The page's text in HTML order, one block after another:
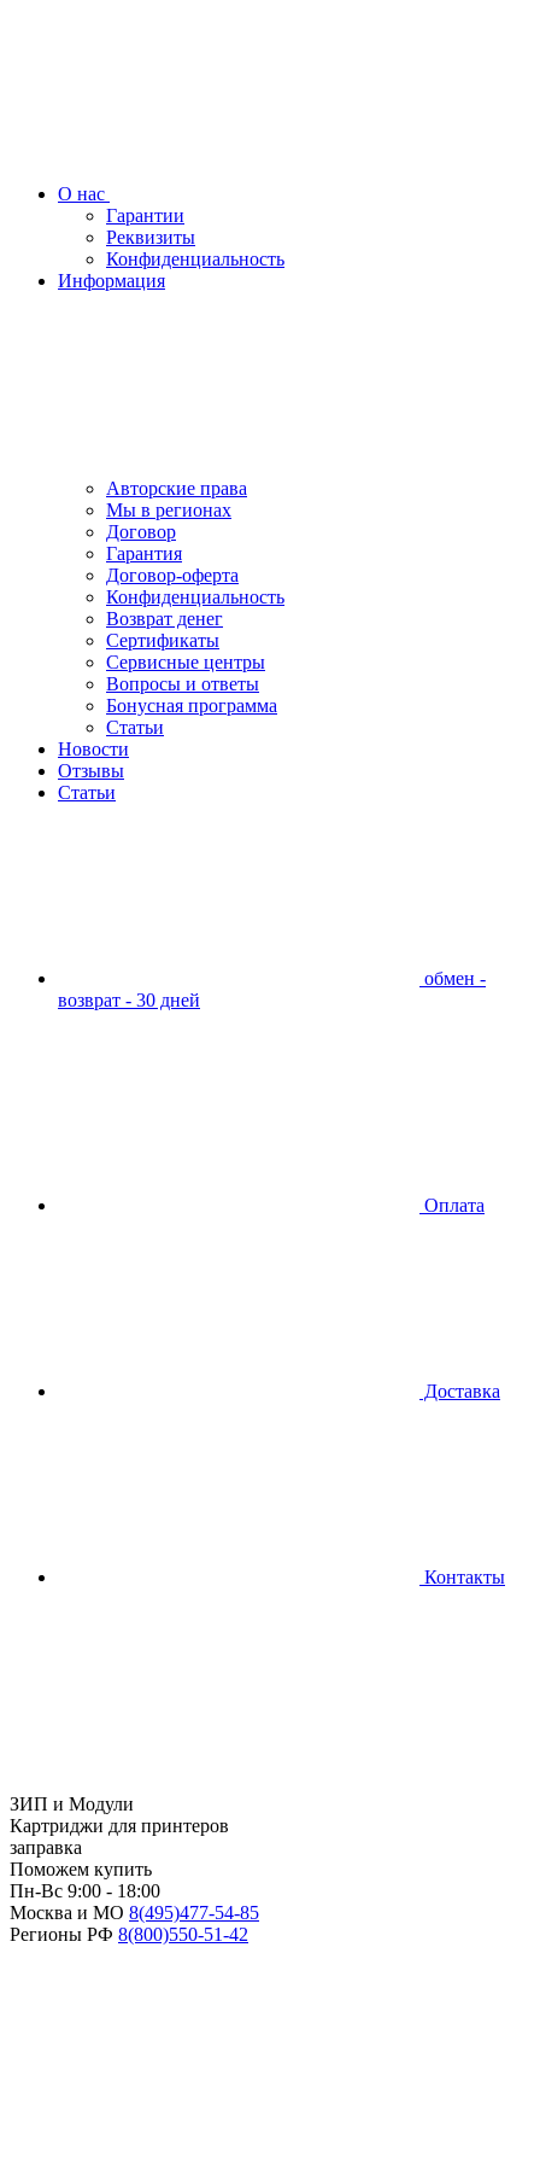
О нас
Гарантии
Реквизиты
Конфиденциальность
Информация
Авторские права
Мы в регионах
Договор
Гарантия
Договор-оферта
Конфиденциальность
Возврат денег
Сертификаты
Сервисные центры
Вопросы и ответы
Бонусная программа
Статьи
Новости
Отзывы
Статьи
обмен -
возврат - 30 дней
Оплата
Доставка
Контакты
ЗИП и Модули
Картриджи для принтеров
заправка
Поможем купить
Пн-Вс 9:00 - 18:00
Москва и МО 8(495)477-54-85
Регионы РФ 8(800)550-51-42